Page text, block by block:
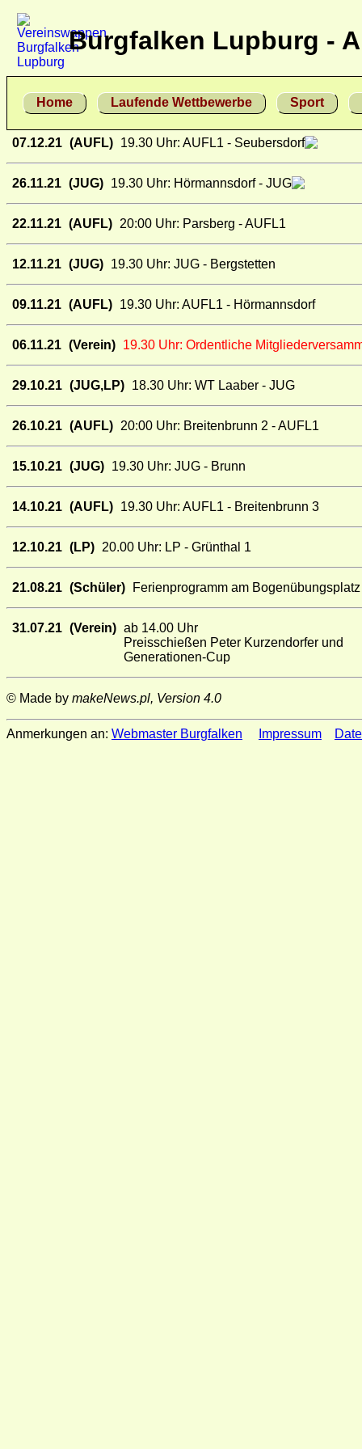
Burgfalken Lupburg -
Home Laufende Wettbewerbe Sport
07.12.21 (AUFL) 19.30 Uhr: AUFL1 - Seubersdorf
26.11.21 (JUG) 19.30 Uhr: Hörmannsdorf - JUG
22.11.21 (AUFL) 20:00 Uhr: Parsberg - AUFL1
12.11.21 (JUG) 19.30 Uhr: JUG - Bergstetten
09.11.21 (AUFL) 19.30 Uhr: AUFL1 - Hörmannsdorf
06.11.21 (Verein) 19.30 Uhr: Ordentliche
29.10.21 (JUG,LP) 18.30 Uhr: WT Laaber - JUG
26.10.21 (AUFL) 20:00 Uhr: Breitenbrunn 2 - AUFL1
15.10.21 (JUG) 19.30 Uhr: JUG - Brunn
14.10.21 (AUFL) 19.30 Uhr: AUFL1 - Breitenbrunn 3
12.10.21 (LP) 20.00 Uhr: LP - Grünthal 1
21.08.21 (Schüler) Ferienprogramm am
31.07.21 (Verein) ab 14.00 Uhr
Preisschießen Peter Kurzendorfer und
Generationen-Cup
© Made by makeNews.pl, Version 4.0
Anmerkungen an: Webmaster Burgfalken Impressum